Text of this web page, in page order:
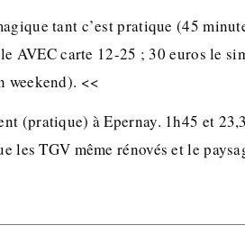
tant c’est pratique (45
AVEC carte 12-25 ; 30 euros le
weekend). <<
(pratique) à Epernay. 1h45 et
les TGV même rénovés et le